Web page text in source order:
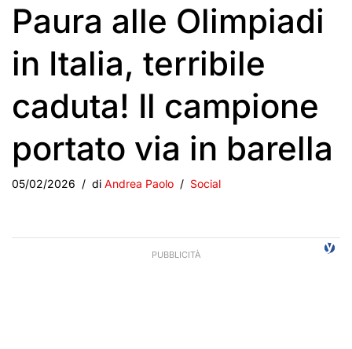
Paura alle Olimpiadi
in Italia, terribile
caduta! Il campione
portato via in barella
05/02/2026 di Andrea Paolo Social